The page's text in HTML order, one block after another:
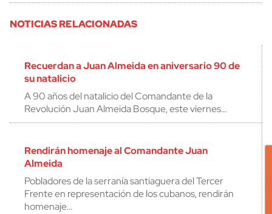
NOTICIAS RELACIONADAS
Recuerdan a Juan Almeida en aniversario 90 de
su natalicio
A 90 años del natalicio del Comandante de la
Revolución Juan Almeida Bosque, este viernes…
Rendirán homenaje al Comandante Juan
Almeida
Pobladores de la serranía santiaguera del Tercer
Frente en representación de los cubanos, rendirán
homenaje…